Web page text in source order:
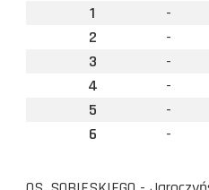
1
-
2
-
3
-
4
-
5
-
6
-